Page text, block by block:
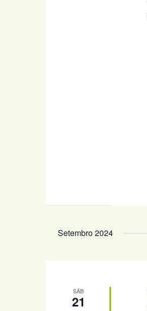
Setembro 2024
SÁB
21